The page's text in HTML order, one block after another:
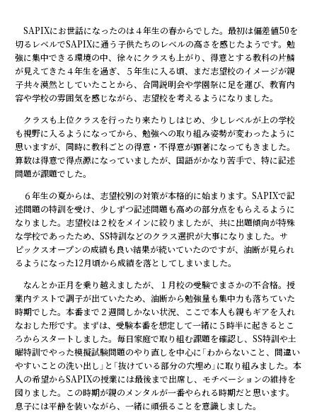
SAPIXにお世話になったのは４年生の春からでした。最初は偏差値50を
切るレベルでSAPIXに通う子供たちのレベルの高さを感じたようです。勉
強に集中できる環境の中、徐々にクラスも上がり、得意とする教科の片鱗
が見えてきた４年生を過ぎ、５年生に入る頃、まだ志望校のイメージが親
子共々漠然としていたことから、合同説明会や学園祭に足を運び、教育内
容や学校の雰囲気を感じながら、志望校を考えるようになりました。
クラスも上位クラスを行ったり来たりしはじめ、少しレベルが上の学校
も視野に入るようになってから、勉強への取り組み姿勢が変わったように
思いますが、同時に教科ごとの得意・不得意が顕著になってもきました。
算数は得意で得点源になっていましたが、国語がかなり苦手で、特に記述
問題が課題でした。
６年生の夏からは、志望校別の対策が本格的に始まります。SAPIXで記
述問題の特訓を受け、少しずつ記述問題も高めの部分点をもらえるように
なりました。志望校は２校をメインに絞りましたが、共に出題傾向が特殊
な学校であったため、SS特訓などのクラス選択が大事になりました。サ
ピックスオープンの成績も良い結果が続いていたのですが、油断が見られ
るようになった12月頃から成績を落としてしまいました。
なんとか正月を乗り越えましたが、１月校の受験でまさかの不合格。授
業内テストで調子が出ていたため、油断から勉強量も集中力も落ちていた
時期でした。本番まで２週間しかない状況、ここで本人も親もギアを入れ
なおした形です。まずは、受験本番を想定して一緒に５時半に起きるとこ
ろからスタートしました。毎日家庭で取り組む課題を確認し、SS特訓や土
曜特訓でやった模擬試験問題のやり直しを中心に「わからないこと、間違い
やすいことの洗い出し」と「抜けている部分の穴埋め」に取り組みました。本
人の希望からSAPIXの授業には最後まで出席し、モチベーションの維持を
図りました。この時期が親のメンタルが一番やられる時期だと思います。
息子には平静を装いながら、一緒に頑張ることを意識しました。